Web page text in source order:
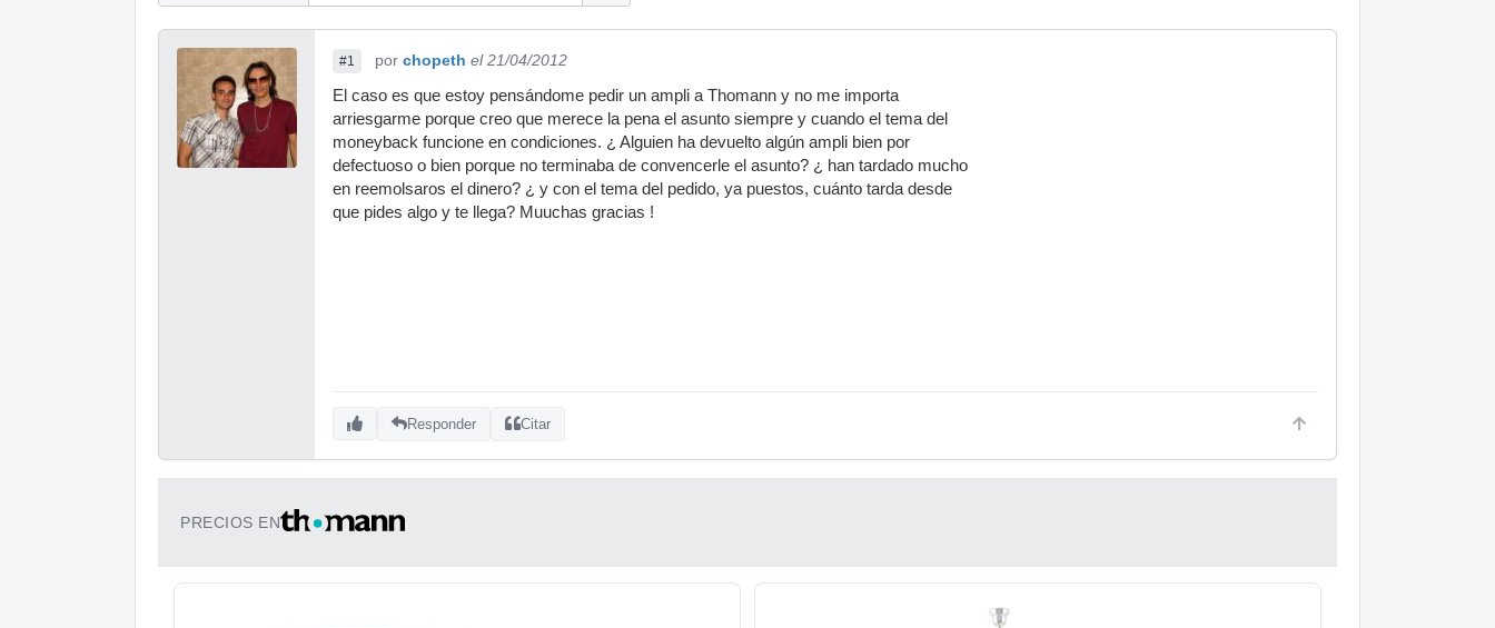
#1 por chopeth el 21/04/2012
El caso es que estoy pensándome pedir un ampli a Thomann y no me importa
arriesgarme porque creo que merece la pena el asunto siempre y cuando el tema del
moneyback funcione en condiciones. ¿ Alguien ha devuelto algún ampli bien por
defectuoso o bien porque no terminaba de convencerle el asunto? ¿ han tardado mucho
en reemolsaros el dinero? ¿ y con el tema del pedido, ya puestos, cuánto tarda desde
que pides algo y te llega? Muuchas gracias !
Responder Citar
PRECIOS EN